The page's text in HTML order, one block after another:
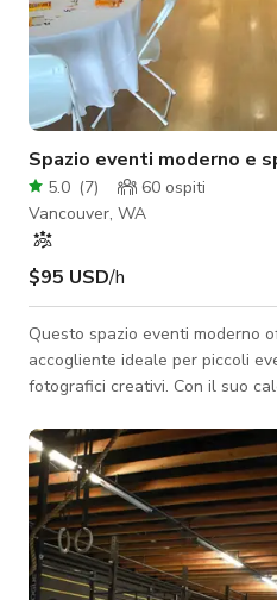
Spazio eventi moderno e
5.0 (7) 60 ospiti
Vancouver, WA
$95 USD/h
Questo spazio eventi moderno
accogliente ideale per piccoli
fotografici creativi. Con il suo
neutri, questa location intima è
valorizzano comfort e funzionalità. La disposizione
ampi posti a sedere, un'area
aperto facilmente adattabile
produzione di contenuti. Che s